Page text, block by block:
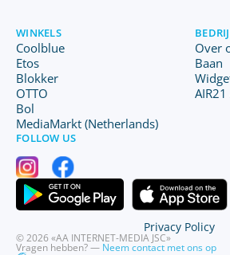
WINKELS
Coolblue
Etos
Blokker
OTTO
Bol
MediaMarkt (Netherlands)
Over
Baan
AIR21
FOLLOW US
© 2026 «AA INTERNET-MEDIA JSC»
Vragen hebben? — Neem contact met ons op
Privacy Policy